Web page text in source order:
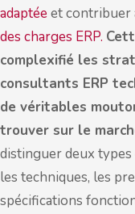
adaptéeet contribuer
des charges ERP.
complexifié les
consultants ERP
de véritables
trouver sur le
distinguer deux
les techniques, les
spécifications